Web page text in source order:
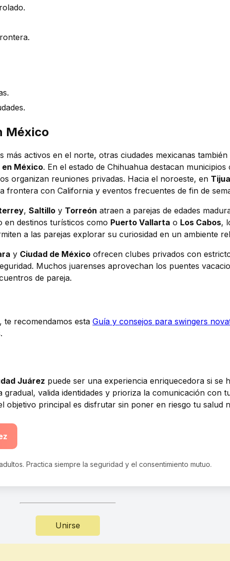
México
más activos en el norte, otras ciudades mexicanas
México. En el estado de Chihuahua destacan municipios
organizan reuniones privadas. Hacia el noroeste, en
frontera con California y eventos frecuentes de fin de
, Saltillo y Torreón atraen a parejas de edades
en destinos turísticos como Puerto Vallarta o Los Cabos,
a las parejas explorar su curiosidad en un ambiente
y Ciudad de México ofrecen clubes privados con
Muchos juarenses aprovechan los puentes
de pareja.
te recomendamos esta Guía y consejos para swingers
Juárez puede ser una experiencia enriquecedora si se
gradual, valida identidades y prioriza la comunicación con
objetivo principal es disfrutar sin poner en riesgo tu salud
Practica siempre la seguridad y el consentimiento mutuo.
Unirse